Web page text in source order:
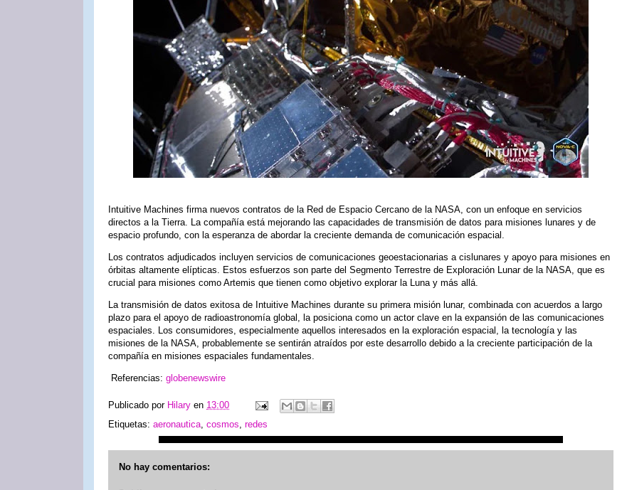
Intuitive Machines firma nuevos contratos de la Red de Espacio Cercano de la NASA, con un enfoque en servicios
directos a la Tierra. La compañía está mejorando las capacidades de transmisión de datos para misiones lunares y de
espacio profundo, con la esperanza de abordar la creciente demanda de comunicación espacial.
Los contratos adjudicados incluyen servicios de comunicaciones geoestacionarias a cislunares y apoyo para misiones en
órbitas altamente elípticas. Estos esfuerzos son parte del Segmento Terrestre de Exploración Lunar de la NASA, que es
crucial para misiones como Artemis que tienen como objetivo explorar la Luna y más allá.
La transmisión de datos exitosa de Intuitive Machines durante su primera misión lunar, combinada con acuerdos a largo
plazo para el apoyo de radioastronomía global, la posiciona como un actor clave en la expansión de las comunicaciones
espaciales. Los consumidores, especialmente aquellos interesados ​​en la exploración espacial, la tecnología y las
misiones de la NASA, probablemente se sentirán atraídos por este desarrollo debido a la creciente participación de la
compañía en misiones espaciales fundamentales.
Referencias: globenewswire
Publicado por Hilary en 13:00
Etiquetas: aeronautica cosmos redes
No hay comentarios: